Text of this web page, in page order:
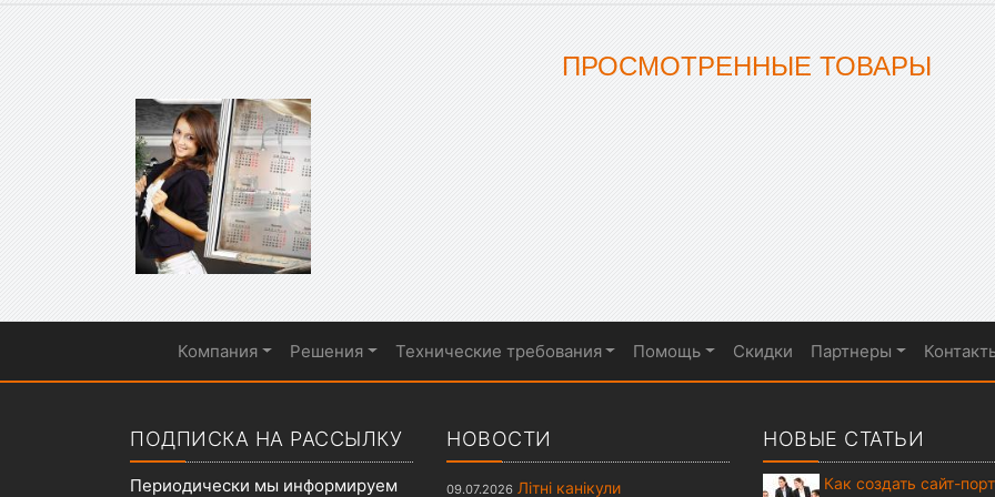
ПРОСМОТРЕННЫЕ ТОВАРЫ
Показать меню
Компания Решения Технические требования Помощь Скидки Партнеры
ПОДПИСКА НА РАССЫЛКУ
Периодически мы информируем
НОВОСТИ
09.07.2026 Літні канікули
НОВЫЕ СТАТЬИ
Как создать сайт-